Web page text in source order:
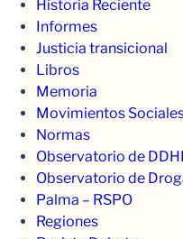
Historia Reciente
Informes
Justicia transicional
Libros
Memoria
Movimientos
Normas
Observatorio de
Observatorio de
Palma – RSPO
Regiones